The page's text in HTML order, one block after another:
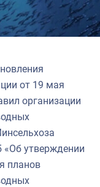
от 19 мая
организации
«Об утверждении
планов